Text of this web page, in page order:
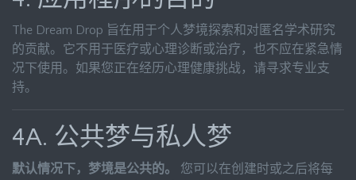
The Dream Drop 旨在用于个人梦境探索和对匿名学术研究
的贡献。它不用于医疗或心理诊断或治疗，也不应在紧急情
况下使用。如果您正在经历心理健康挑战，请寻求专业支
持。
4A. 公共梦与私人梦
默认情况下，梦境是公共的。
您可以在创建时或之后将每